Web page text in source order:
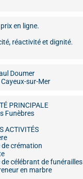
en ligne.
réactivité et dignité.
Doumer
sur-Mer
PRINCIPALE
Funèbres
ACTIVITÉS
de crémation
de célébrant de funérailles
en marbre